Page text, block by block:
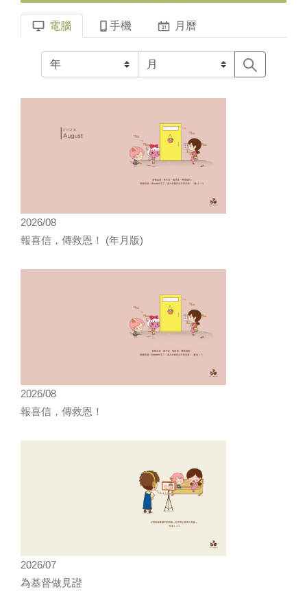
電腦 手機 月曆
2026/08
報喜信，傳救恩！ (年月版)
2026/08
報喜信，傳救恩！
2026/07
為基督做見證